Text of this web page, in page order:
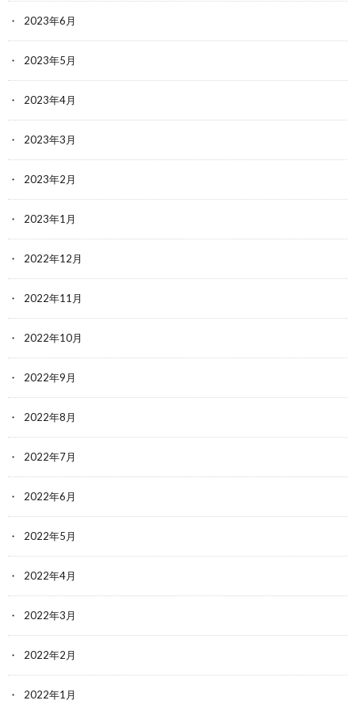
2023年6月
2023年5月
2023年4月
2023年3月
2023年2月
2023年1月
2022年12月
2022年11月
2022年10月
2022年9月
2022年8月
2022年7月
2022年6月
2022年5月
2022年4月
2022年3月
2022年2月
2022年1月